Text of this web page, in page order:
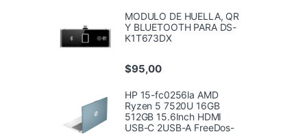
MODULO DE HUELLA, QR
Y BLUETOOTH PARA DS-
K1T673DX
$95,00
HP 15-fc0256la AMD
Ryzen 5 7520U 16GB
512GB 15.6Inch HDMI
USB-C 2USB-A FreeDos-